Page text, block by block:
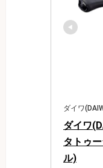
ダイワ
ダイワ
タトゥ
ル)